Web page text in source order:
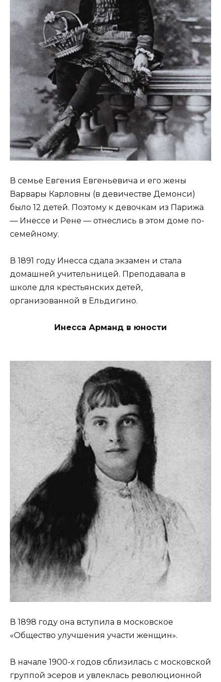
В семье Евгения Евгеньевича и его жены
Варвары Карловны (в девичестве Демонси)
было 12 детей. Поэтому к девочкам из Парижа
— Инессе и Рене — отнеслись в этом доме по-
семейному.
В 1891 году Инесса сдала экзамен и стала
домашней учительницей. Преподавала в
школе для крестьянских детей,
организованной в Ельдигино.
Инесса Арманд в юности
В 1898 году она вступила в московское
«Общество улучшения участи женщин».
В начале 1900-х годов сблизилась с московской
группой эсеров и увлеклась революционной